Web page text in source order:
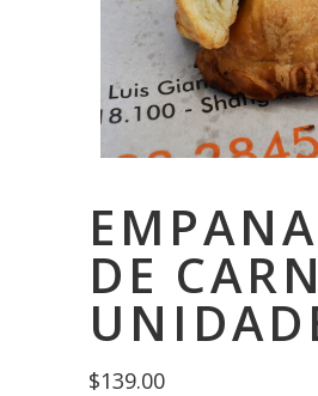
DE
$139.00